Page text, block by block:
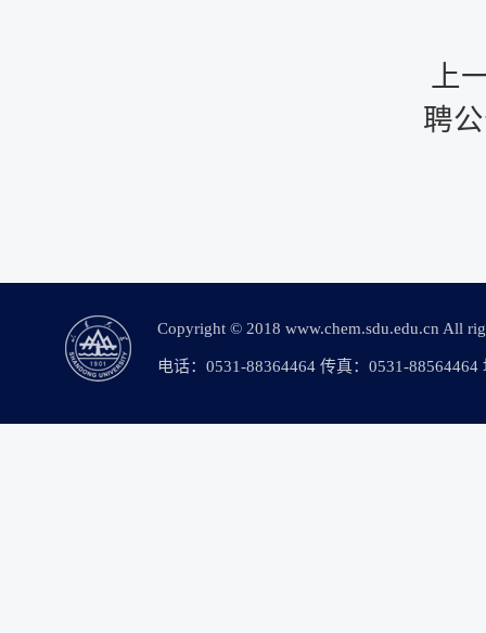
上
聘
Copyright © 2018 www.chem.sdu.edu.cn All
电话：0531-88364464 传真：0531-